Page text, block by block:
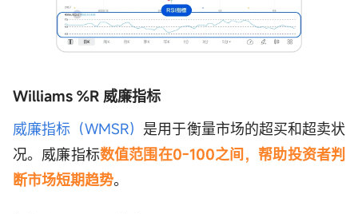
Williams %R 威廉指标
威廉指标（WMSR） 是用于衡量市场的超买和超卖状
况。威廉指标数值范围在0-100之间，帮助投资者判
断市场短期趋势。